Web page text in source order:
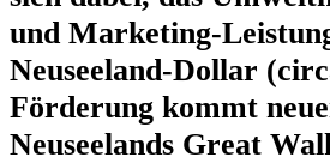
und Marketing-
Neuseeland-Dollar
Förderung kommt
Neuseelands Great